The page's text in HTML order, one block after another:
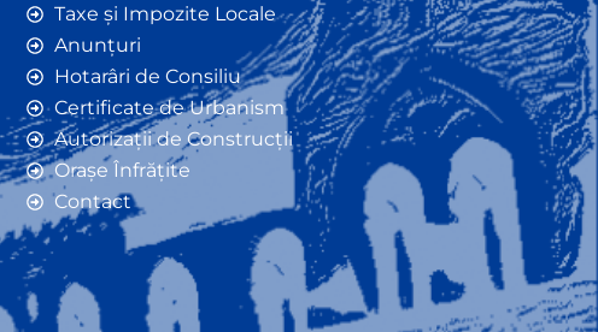
Taxe și Impozite Locale
Anunțuri
Hotarâri de Consiliu
Certificate de Urbanism
Autorizații de Construcții
Orașe Înfrățite
Contact